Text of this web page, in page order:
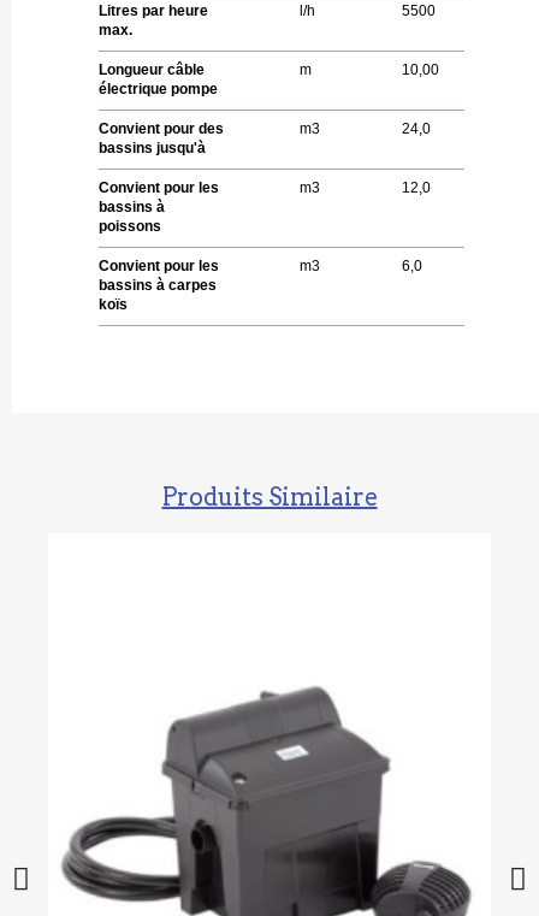
Litres par heure
max.
l/h 5500
Longueur câble
électrique pompe
m 10,00
Convient pour des
bassins jusqu'à
m3 24,0
Convient pour les
bassins à
poissons
m3 12,0
Convient pour les
bassins à carpes
koïs
m3 6,0
Produits Similaire